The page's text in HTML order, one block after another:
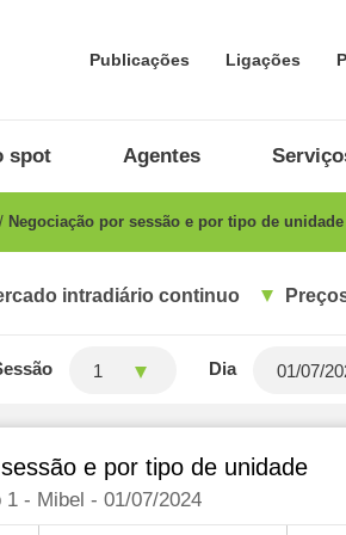
Publicações Ligações
spot Agentes
Negociação por sessão e por tipo de unidade
intradiário continuo
1 Dia
e por tipo de unidade
1 - Mibel - 01/07/2024